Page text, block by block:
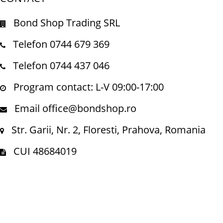
Bond Shop Trading SRL
Telefon 0744 679 369
Telefon 0744 437 046
Program contact: L-V 09:00-17:00
Email office@bondshop.ro
Str. Garii, Nr. 2, Floresti, Prahova, Romania
CUI 48684019